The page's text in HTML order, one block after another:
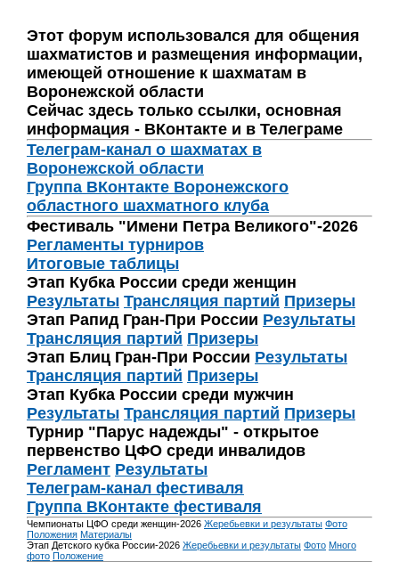
Этот форум использовался для общения
шахматистов и размещения информации,
имеющей отношение к шахматам в
Воронежской области
Сейчас здесь только ссылки, основная
информация - ВКонтакте и в Телеграме
Телеграм-канал о шахматах в
Воронежской области
Группа ВКонтакте Воронежского
областного шахматного клуба
Фестиваль "Имени Петра Великого"-2026
Регламенты турниров
Итоговые таблицы
Этап Кубка России среди женщин
Результаты Трансляция партий Призеры
Этап Рапид Гран-При России Результаты
Трансляция партий Призеры
Этап Блиц Гран-При России Результаты
Трансляция партий Призеры
Этап Кубка России среди мужчин
Результаты Трансляция партий Призеры
Турнир "Парус надежды" - открытое
первенство ЦФО среди инвалидов
Регламент Результаты
Телеграм-канал фестиваля
Группа ВКонтакте фестиваля
Чемпионаты ЦФО среди женщин-2026 Жеребьевки и результаты Фото
Положения Материалы
Этап Детского кубка России-2026 Жеребьевки и результаты Фото Много
фото Положение